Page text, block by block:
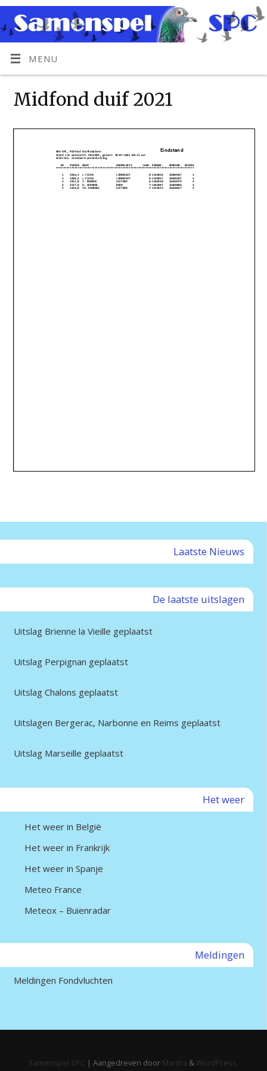
MENU
Midfond duif 2021
Laatste Nieuws
De laatste uitslagen
Uitslag Brienne la Vieille geplaatst
Uitslag Perpignan geplaatst
Uitslag Chalons geplaatst
Uitslagen Bergerac, Narbonne en Reims geplaatst
Uitslag Marseille geplaatst
Het weer
Het weer in België
Het weer in Frankrijk
Het weer in Spanje
Meteo France
Meteox – Buienradar
Meldingen
Meldingen Fondvluchten
Samenspel SPC | Aangedreven door Mantra & WordPress.